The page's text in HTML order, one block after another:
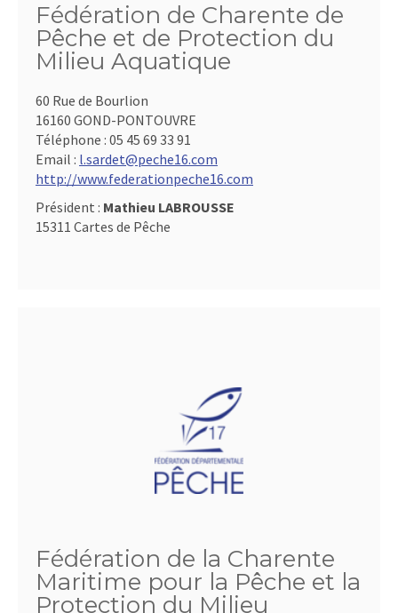
Fédération de Charente de
Pêche et de Protection du
Milieu Aquatique
60 Rue de Bourlion
16160 GOND-PONTOUVRE
Téléphone : 05 45 69 33 91
Email : l.sardet@peche16.com
http://www.federationpeche16.com
Président : Mathieu LABROUSSE
15311 Cartes de Pêche
Fédération de la Charente
Maritime pour la Pêche et la
Protection du Milieu